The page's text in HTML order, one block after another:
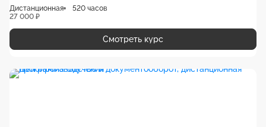
Дистанционная
520 часов
27 000 ₽
Смотреть курс